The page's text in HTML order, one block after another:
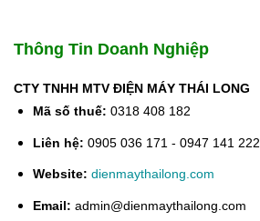
Thông Tin Doanh Nghiệp
CTY TNHH MTV ĐIỆN MÁY THÁI LONG
Mã số thuế: 0318 408 182
Liên hệ: 0905 036 171 - 0947 141 222
Website: dienmaythailong.com
Email: admin@dienmaythailong.com